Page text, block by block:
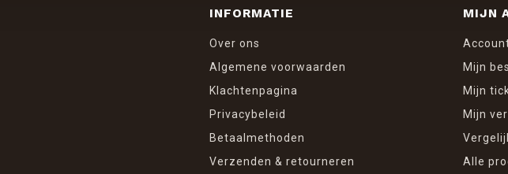
INFORMATIE
Over ons
Algemene voorwaarden
Klachtenpagina
Privacybeleid
Betaalmethoden
Verzenden & retourneren
MIJN
Mijn
Mijn
Mijn
Alle